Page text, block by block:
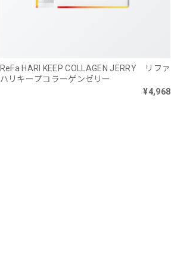
ReFa HARI KEEP COLLAGEN JERRY リファ
ハリキープコラーゲンゼリー
¥4,968